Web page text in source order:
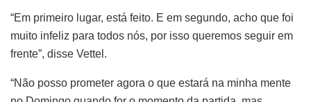
“Em primeiro lugar, está feito. E em segundo, acho que foi
muito infeliz para todos nós, por isso queremos seguir em
frente”, disse Vettel.
“Não posso prometer agora o que estará na minha mente